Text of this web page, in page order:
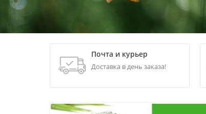
Почта и курьер
Доставка в день заказа!